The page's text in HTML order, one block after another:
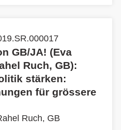
GB/JA! (Eva
Ruch, GB):
stärken:
für grössere
Ruch, GB